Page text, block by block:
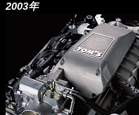
2003年